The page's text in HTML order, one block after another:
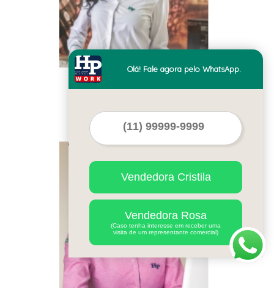
uniformes de trabalho
Cod.: 19209
Olá! Fale agora pelo WhatsApp.
Vendedora Cristila
Vendedora Rosa
(Caso tenha interesse em receber uma
visita de um representante comercial)